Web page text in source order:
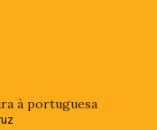
à portuguesa